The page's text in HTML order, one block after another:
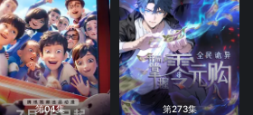
第04集 第273集